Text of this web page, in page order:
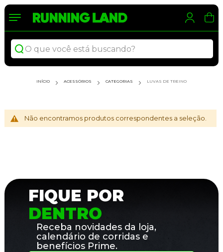
Meu
INÍCIO ACESSÓRIOS CATEGORIAS LUVAS DE TREINO
Não encontramos produtos correspondentes a seleção.
FIQUE POR
DENTRO
Receba novidades da loja,
calendário de corridas e
benefícios Prime.